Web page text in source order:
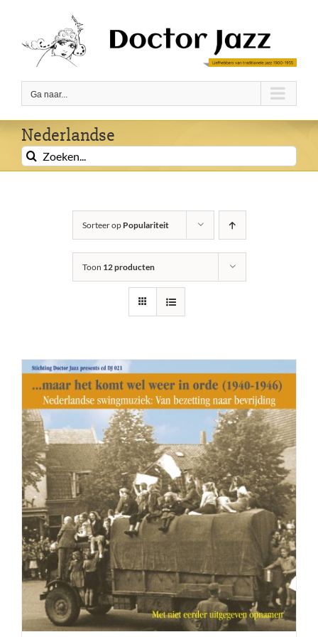
inhoud
Ga naar...
Nederlandse
Zoeken
naar:
Sorteer op Populariteit
Toon 12 producten